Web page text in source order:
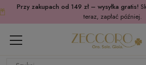
Przy zakupach od 149 zł – wysyłka gratis!
teraz, zapłać później.